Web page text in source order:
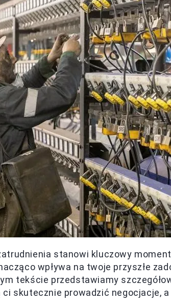
stanowi kluczowy
wpływa na twoje przyszłe
tekście przedstawiamy
skutecznie prowadzić negocjacje,